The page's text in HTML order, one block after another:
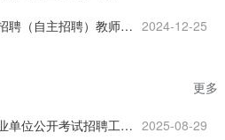
2025年柳州市柳北区公开招聘（自主招聘）教师拟聘用人选公示（第一批） 2024-12-25
更多
柳州市2025年度下半年事业单位公开考试招聘工作人员公告 2025-08-29